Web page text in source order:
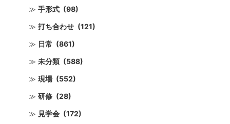
手形式 (98)
打ち合わせ (121)
日常 (861)
未分類 (588)
現場 (552)
研修 (28)
見学会 (172)